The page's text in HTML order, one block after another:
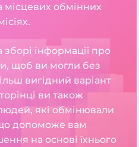
обмінних
інформації про
щоб ви могли без
вигідний варіант
ви також
які обмінювали
допоможе вам
на основі їхнього